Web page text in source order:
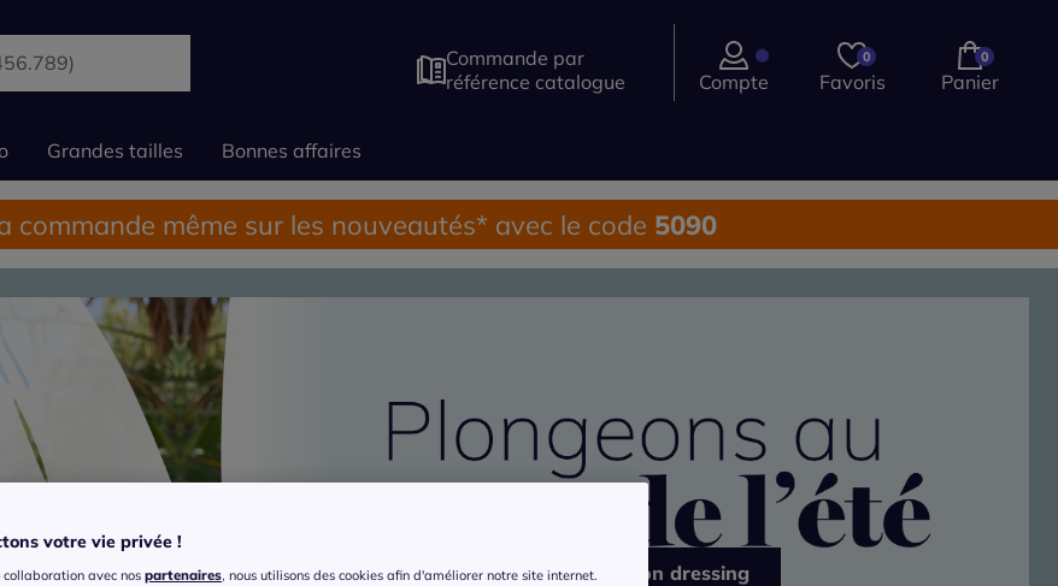
Commande par
référence catalogue
Compte
0
Favoris
0
Panier
Grandes tailles Bonnes affaires
commande même sur les nouveautés* avec le code 5090
J’ensoleille mon dressing
votre vie privée !
collaboration avec nos partenaires, nous utilisons des cookies afin d'améliorer notre site internet.